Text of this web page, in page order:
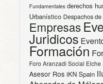
Fundamentales derechos
Urbanístico Despachos
Empresas
Juridicos
Formación
Foro Aranzadi Social Elche
Asesor Ros iKN Spain